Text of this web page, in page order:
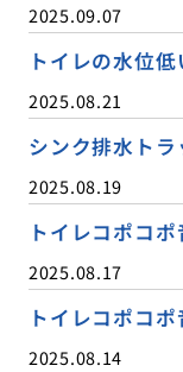
2025.09.07
トイレの水位
2025.08.21
シンク排水ト
2025.08.19
トイレコポコ
2025.08.17
トイレコポコ
2025.08.14